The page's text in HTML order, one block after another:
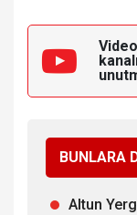
BUNLARA
Altun